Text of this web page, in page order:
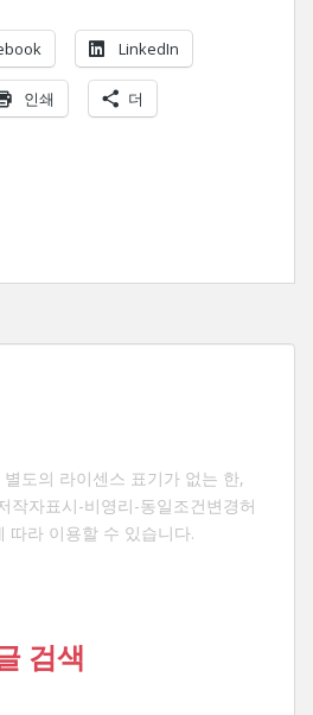
LinkedIn
인쇄 더
도의 라이센스 표기가 없는 한,
작자표시-비영리-동일조건변경허
따라 이용할 수 있습니다.
검색